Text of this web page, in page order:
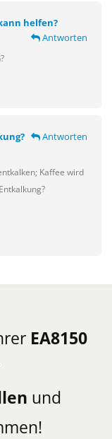
helfen?
Antworten
Antworten
Kaffee wird
EA8150
und